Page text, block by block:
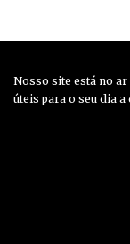
Nosso site está no
úteis para o seu dia a